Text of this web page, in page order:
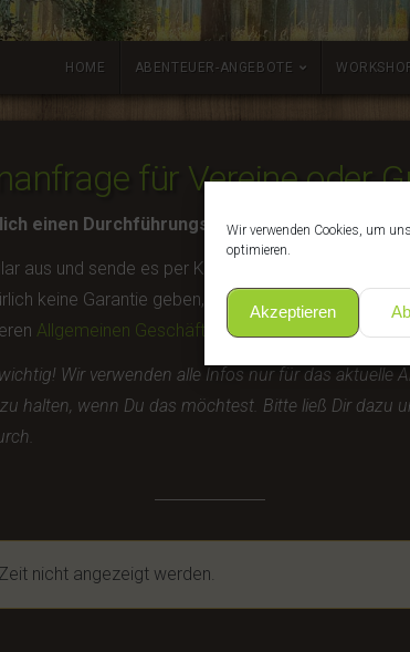
Wir verwenden Cookies, um
optimieren.
Akzeptieren
HOME ABENTEUER-ANGEBOTE
für Vereine oder
einen Durchführungstermin an.
aus und sende es per Klick direkt an uns. Wir
keine Garantie geben, dass dieser Termin
Allgemeinen Geschäftsbedingungen (AGB).
Wir verwenden alle Infos nur für das aktuelle
halten, wenn Du das möchtest. Bitte ließ Dir dazu
nicht angezeigt werden.